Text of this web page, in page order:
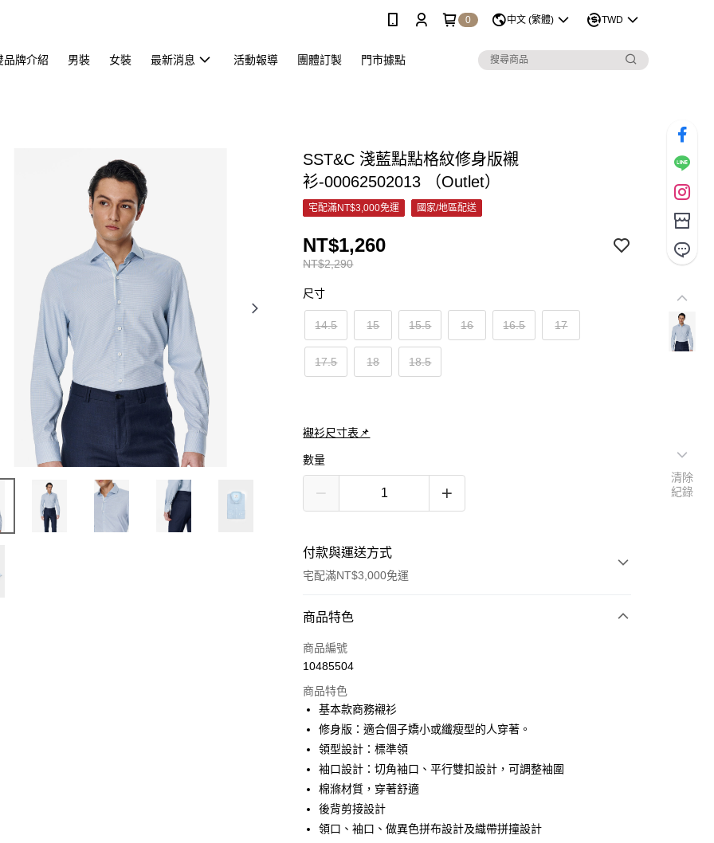
0 中文 (繁體) TWD
品牌介紹 男裝 女裝 最新消息 活動報導 團體訂製 門市據點
SST&C 淺藍點點格紋修身版襯
衫-00062502013 （Outlet）
宅配滿NT$3,000免運 國家/地區配送
NT$2,290
NT$1,260
尺寸
14.5 15 15.5 16 16.5 17
17.5 18 18.5
襯衫尺寸表📌
數量
付款與運送方式
宅配滿NT$3,000免運
付款方式
信用卡一次付款
3 期 0 利率 每期
合作金庫商業銀行
第一商業銀行
華南商業銀行
國泰世華商業銀行
兆豐國際商業銀行
臺灣中小企業銀行
匯豐（台灣）商業銀行
聯邦商業銀行
遠東國際商業銀行
6 期 0 利率 每期NT$210
合作金庫商業銀行
華南商業銀行
彰化商業銀行
上海商業儲蓄銀行
臺灣中小企業銀行
匯豐（台灣）商業銀行
華泰商業銀行
LINE Pay
Apple Pay
街口支付
商品特色
商品編號
10485504
商品特色
基本款商務襯衫
修身版：適合個子嬌小或纖瘦型的人穿著。
領型設計：標準領
袖口設計：切角袖口、平行雙扣設計，可調整袖圍
棉滌材質，穿著舒適
後背剪接設計
領口、袖口、做異色拼布設計及織帶拼撞設計
清除
紀錄